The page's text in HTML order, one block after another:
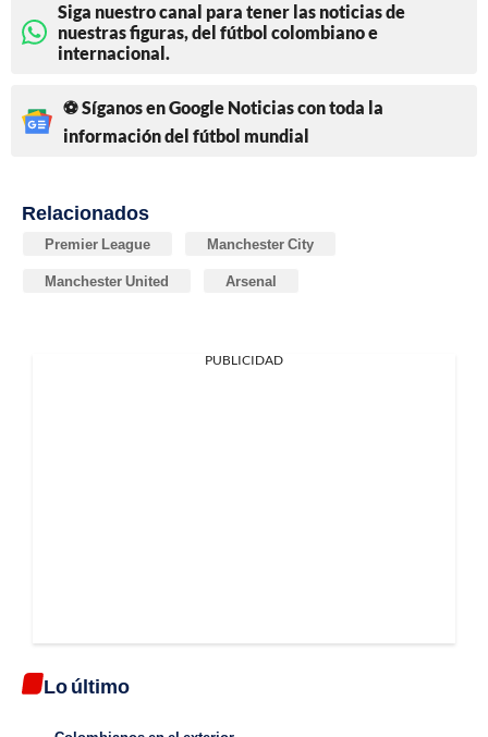
Siga nuestro canal para tener las noticias de
nuestras figuras, del fútbol colombiano e
internacional.
⚽ Síganos en Google Noticias con toda la
información del fútbol mundial
Relacionados
Premier League Manchester City
Manchester United Arsenal
PUBLICIDAD
Lo último